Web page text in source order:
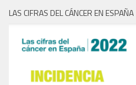
LAS CIFRAS DEL CÁNCER EN ESPAÑA